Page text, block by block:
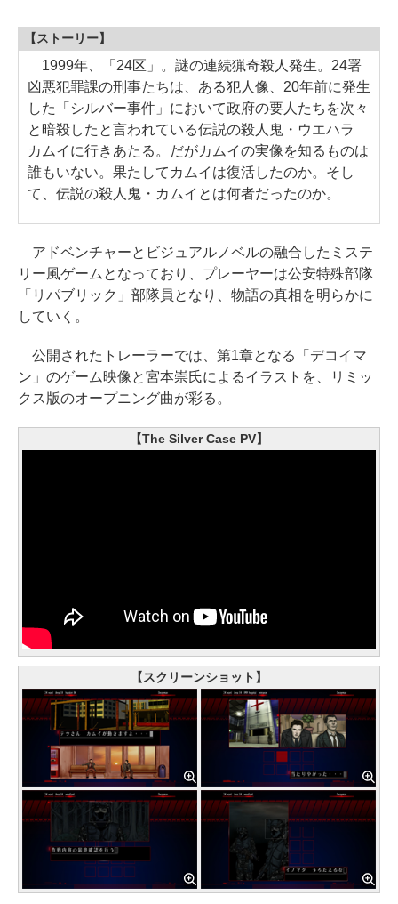
【ストーリー】
1999年、「24区」。謎の連続猟奇殺人発生。24署
凶悪犯罪課の刑事たちは、ある犯人像、20年前に発生
した「シルバー事件」において政府の要人たちを次々
と暗殺したと言われている伝説の殺人鬼・ウエハラ
カムイに行きあたる。だがカムイの実像を知るものは
誰もいない。果たしてカムイは復活したのか。そし
て、伝説の殺人鬼・カムイとは何者だったのか。
アドベンチャーとビジュアルノベルの融合したミステ
リー風ゲームとなっており、プレーヤーは公安特殊部隊
「リパブリック」部隊員となり、物語の真相を明らかに
していく。
公開されたトレーラーでは、第1章となる「デコイマ
ン」のゲーム映像と宮本崇氏によるイラストを、リミッ
クス版のオープニング曲が彩る。
【The Silver Case PV】
【スクリーンショット】